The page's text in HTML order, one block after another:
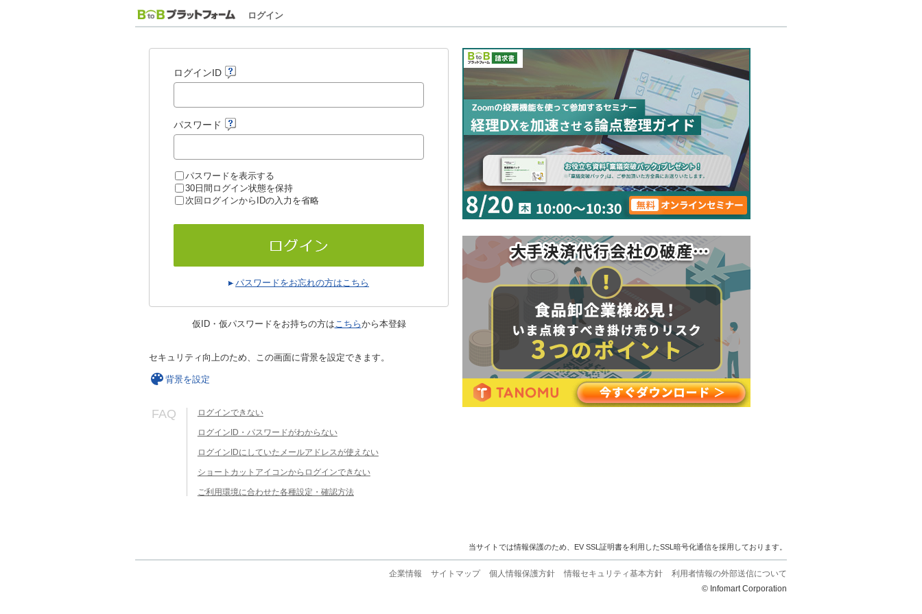
ログイン
ログインID
パスワード
パスワードを表示する
30日間ログイン状態を保持
次回ログインからIDの入力を省略
パスワードをお忘れの方はこちら
仮ID・仮パスワードをお持ちの方はこちらから本登録
セキュリティ向上のため、この画面に背景を設定できます。
背景を設定
FAQ ログインできない
ログインID・パスワードがわからない
ログインIDにしていたメールアドレスが使えない
ショートカットアイコンからログインできない
ご利用環境に合わせた各種設定・確認方法
当サイトでは情報保護のため、EV SSL証明書を利用したSSL暗号化通信を採用しております。
企業情報 サイトマップ 個人情報保護方針 情報セキュリティ基本方針
利用者情報の外部送信について
© Infomart Corporation